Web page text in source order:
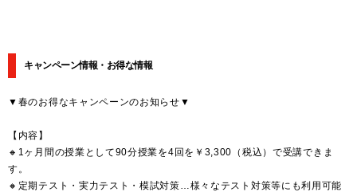
キャンペーン情報・お得な情報
▼春のお得なキャンペーンのお知らせ▼
【内容】
🔸1ヶ月間の授業として90分授業を4回を￥3,300（税込）で受講できま
す。
🔸定期テスト・実力テスト・模試対策…様々なテスト対策等にも利用可能